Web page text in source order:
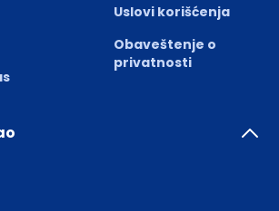
Uslovi korišćenja
Obaveštenje o
privatnosti